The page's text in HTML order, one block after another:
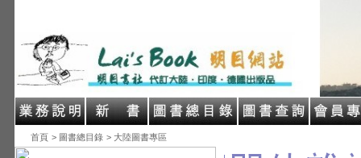
首頁 > 圖書總目錄 > 大陸圖書專區